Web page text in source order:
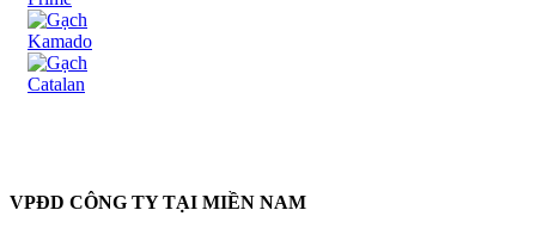
VPĐD CÔNG TY TẠI MIỀN NAM